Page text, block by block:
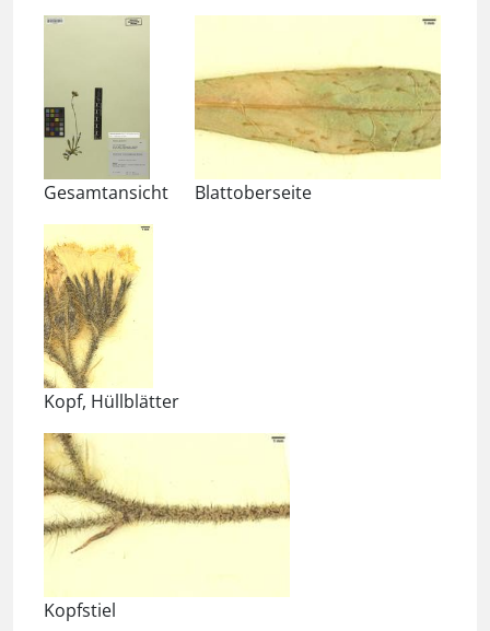
Gesamtansicht Blattoberseite
Kopf, Hüllblätter
Kopfstiel